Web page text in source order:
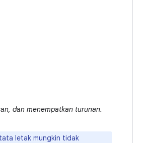
dan menempatkan turunan.
letak mungkin tidak